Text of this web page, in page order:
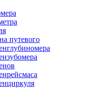
путевого